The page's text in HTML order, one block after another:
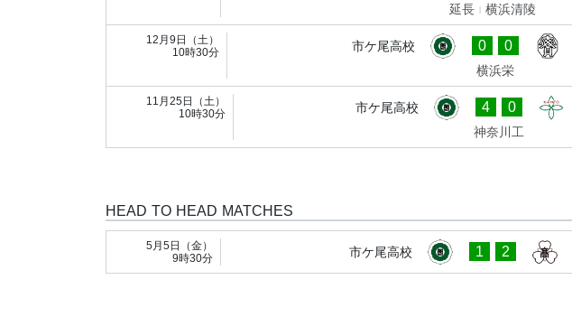
延長
横浜清陵
12月9日（土）
10時30分
市ケ尾高校 0 0
横浜栄
11月25日（土）
10時30分
市ケ尾高校 4 0
神奈川工
HEAD TO HEAD MATCHES
5月5日（金）
9時30分
市ケ尾高校 1 2